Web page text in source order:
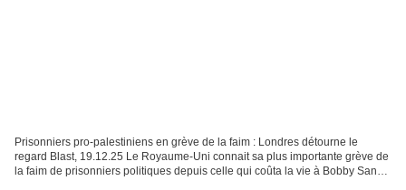
Prisonniers pro-palestiniens en grève de la faim : Londres détourne le
regard Blast, 19.12.25 Le Royaume-Uni connait sa plus importante grève de
la faim de prisonniers politiques depuis celle qui coûta la vie à Bobby Sands